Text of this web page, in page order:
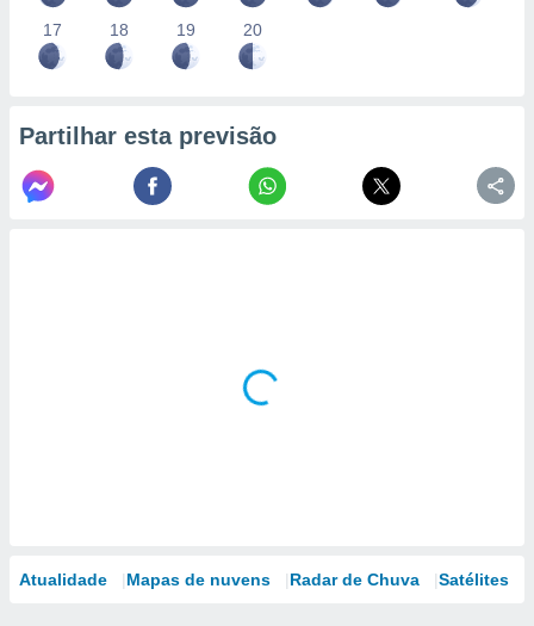
de
1199
17 18 19 20
Partilhar esta previsão
Atualidade Mapas de nuvens Radar de Chuva Satélites